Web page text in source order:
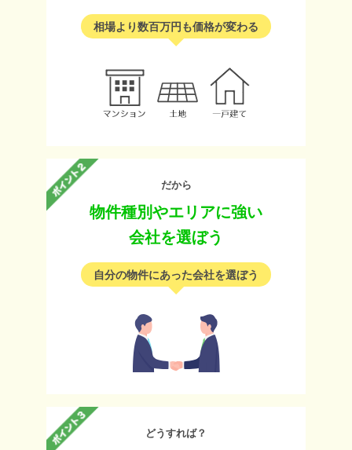
相場より数百万円も価格が変わる
だから
物件種別やエリアに強い
会社を選ぼう
自分の物件にあった会社を選ぼう
どうすれば？